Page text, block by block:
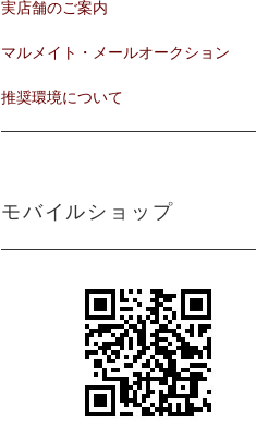
実店舗のご案内
マルメイト・メールオークション
推奨環境について
モバイルショップ